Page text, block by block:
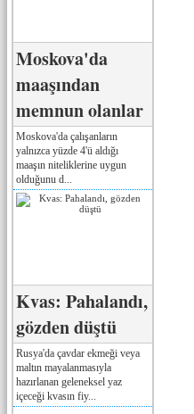
Moskova'da
maaşından
memnun olanlar
Moskova'da çalışanların
yalnızca yüzde 4'ü aldığı
maaşın niteliklerine uygun
olduğunu d...
Kvas: Pahalandı,
gözden düştü
Rusya'da çavdar ekmeği veya
maltın mayalanmasıyla
hazırlanan geleneksel yaz
içeceği kvasın fiy...